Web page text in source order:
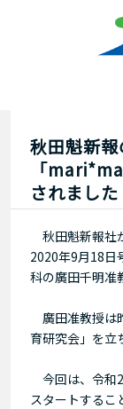
秋田魁新
「
されました
秋田魁新報社
2020年9月18日
科の廣田千明准
廣田准教授は
育研究会」を立
今回は、令和
スタートするこ